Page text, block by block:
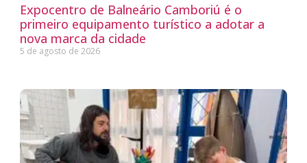
Expocentro de Balneário Camboriú é o
primeiro equipamento turístico a adotar a
nova marca da cidade
5 de agosto de 2026